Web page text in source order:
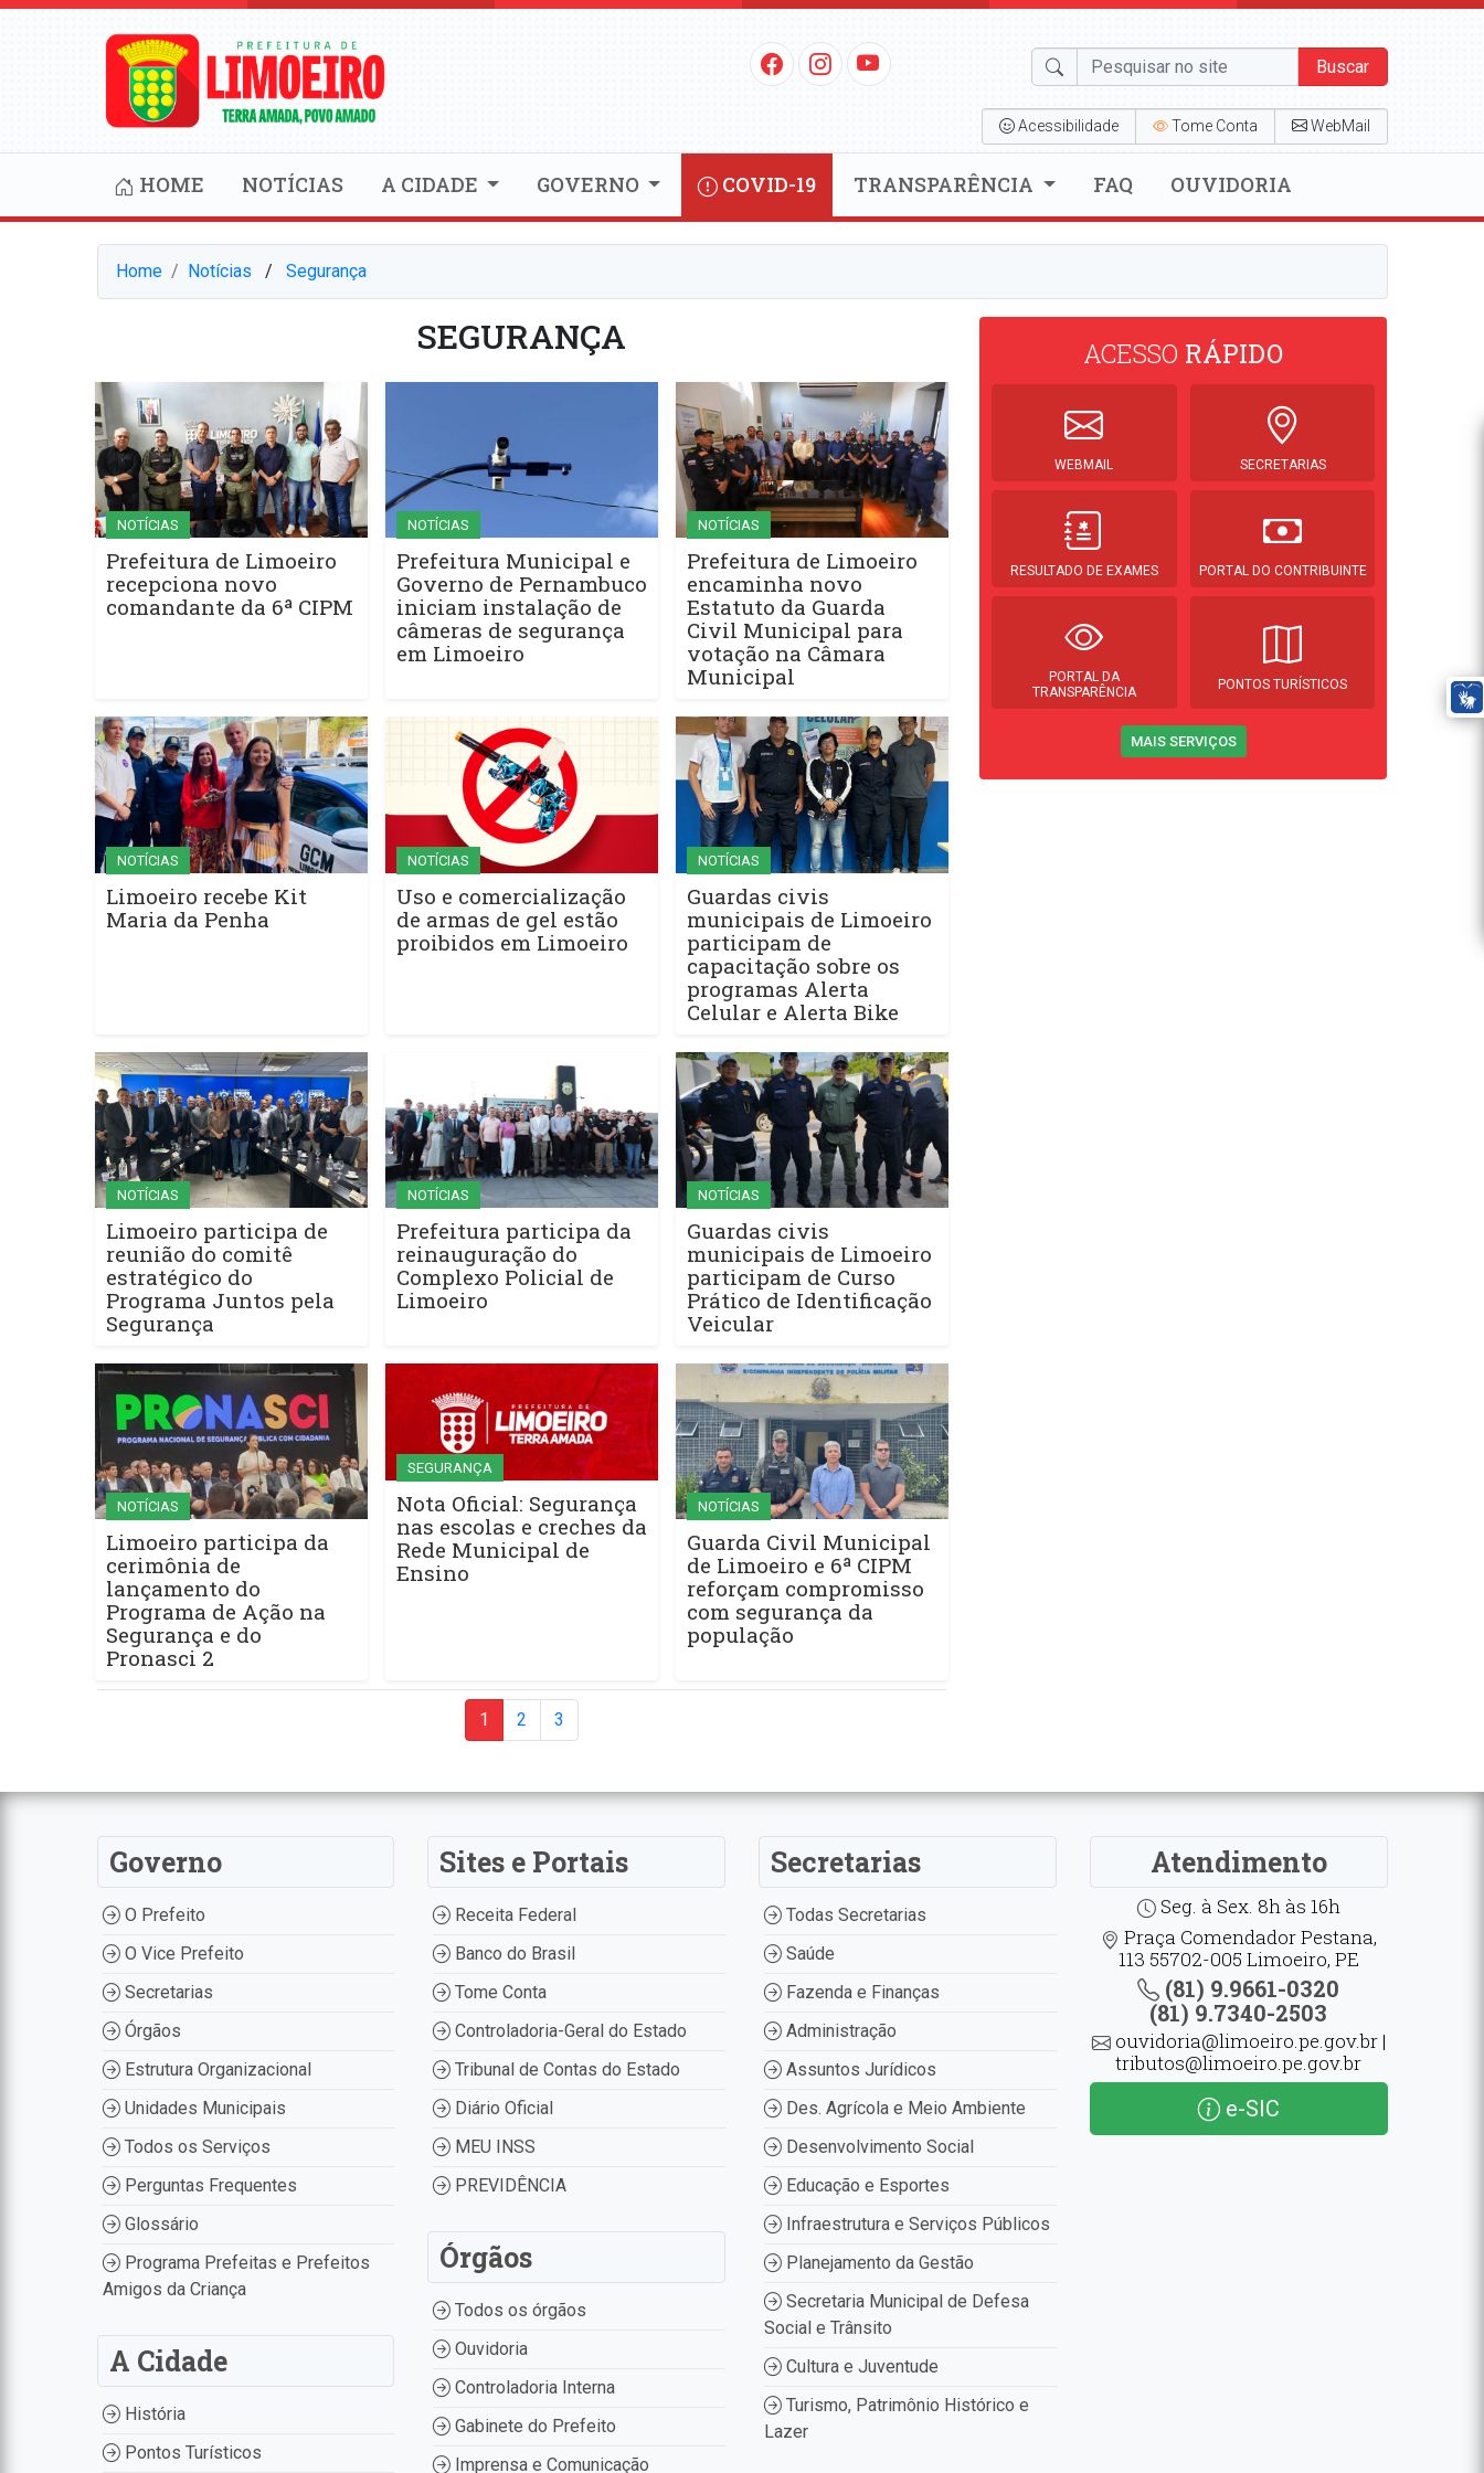
Buscar
Acessibilidade Tome Conta WebMail
HOME NOTÍCIAS A CIDADE GOVERNO COVID-19 TRANSPARÊNCIA FAQ OUVIDORIA
Home Notícias ⠀/⠀ Segurança
SEGURANÇA
NOTÍCIAS
Prefeitura de Limoeiro
recepciona novo
comandante da 6ª CIPM
NOTÍCIAS
Prefeitura Municipal e
Governo de Pernambuco
iniciam instalação de
câmeras de segurança
em Limoeiro
NOTÍCIAS
Prefeitura de Limoeiro
encaminha novo
Estatuto da Guarda
Civil Municipal para
votação na Câmara
Municipal
NOTÍCIAS
Limoeiro recebe Kit
Maria da Penha
NOTÍCIAS
Uso e comercialização
de armas de gel estão
proibidos em Limoeiro
NOTÍCIAS
Guardas civis
municipais de Limoeiro
participam de
capacitação sobre os
programas Alerta
Celular e Alerta Bike
NOTÍCIAS
Limoeiro participa de
reunião do comitê
estratégico do
Programa Juntos pela
Segurança
NOTÍCIAS
Prefeitura participa da
reinauguração do
Complexo Policial de
Limoeiro
NOTÍCIAS
Guardas civis
municipais de Limoeiro
participam de Curso
Prático de Identificação
Veicular
NOTÍCIAS
Limoeiro participa da
cerimônia de
lançamento do
Programa de Ação na
Segurança e do
Pronasci 2
SEGURANÇA
Nota Oficial: Segurança
nas escolas e creches da
Rede Municipal de
Ensino
NOTÍCIAS
Guarda Civil Municipal
de Limoeiro e 6ª CIPM
reforçam compromisso
com segurança da
população
1 2 3
ACESSO RÁPIDO
WEBMAIL SECRETARIAS
RESULTADO DE EXAMES PORTAL DO CONTRIBUINTE
PORTAL DA
TRANSPARÊNCIA
PONTOS TURÍSTICOS
MAIS SERVIÇOS
Governo
O Prefeito
O Vice Prefeito
Secretarias
Órgãos
Estrutura Organizacional
Unidades Municipais
Todos os Serviços
Perguntas Frequentes
Glossário
Programa Prefeitas e Prefeitos
Amigos da Criança
A Cidade
História
Pontos Turísticos
Sites e Portais
Receita Federal
Banco do Brasil
Tome Conta
Controladoria-Geral do Estado
Tribunal de Contas do Estado
Diário Oficial
MEU INSS
PREVIDÊNCIA
Órgãos
Todos os órgãos
Ouvidoria
Controladoria Interna
Gabinete do Prefeito
Imprensa e Comunicação
Secretarias
Todas Secretarias
Saúde
Fazenda e Finanças
Administração
Assuntos Jurídicos
Des. Agrícola e Meio Ambiente
Desenvolvimento Social
Educação e Esportes
Infraestrutura e Serviços Públicos
Planejamento da Gestão
Secretaria Municipal de Defesa
Social e Trânsito
Cultura e Juventude
Turismo, Patrimônio Histórico e
Lazer
Atendimento
Seg. à Sex. 8h às 16h
Praça Comendador Pestana,
113 55702-005 Limoeiro, PE
(81) 9.9661-0320
(81) 9.7340-2503
ouvidoria@limoeiro.pe.gov.br |
tributos@limoeiro.pe.gov.br
e-SIC